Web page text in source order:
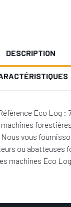
DESCRIPTION
Eco Log :
Nous vous
ou abatteuses
machines Eco